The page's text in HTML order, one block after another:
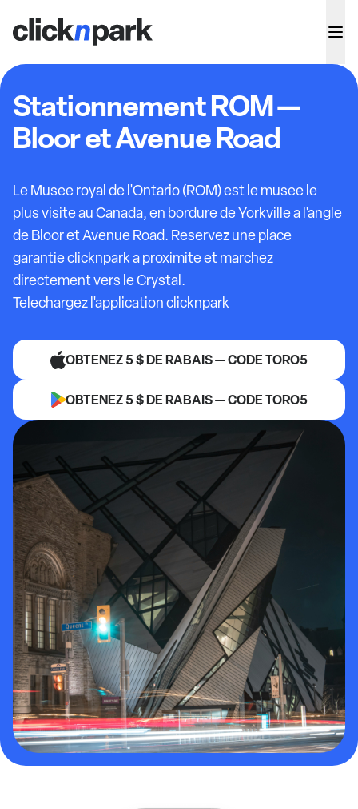
Stationnement ROM —
Bloor et Avenue Road
Le Musee royal de l'Ontario (ROM) est le musee le
plus visite au Canada, en bordure de Yorkville a l'angle
de Bloor et Avenue Road. Reservez une place
garantie clicknpark a proximite et marchez
directement vers le Crystal.
Telechargez l'application clicknpark
OBTENEZ 5 $ DE RABAIS — CODE TORO5
OBTENEZ 5 $ DE RABAIS — CODE TORO5